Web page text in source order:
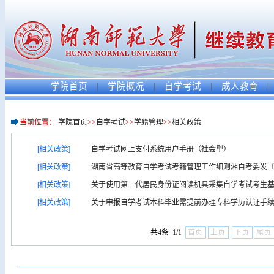
学院首页 | 学院概况 | 自学考试 | 成人教育 |
当前位置： 学院首页>> 自学考试>>学籍管理>>相关政策
[相关政策] 自学考试网上支付系统用户手册（社会型）
[相关政策] 湖南省高等教育自学考试考籍管理工作细则湘自考委发
[相关政策] 关于使用第二代居民身份证阅读机具采集自学考试考生
[相关政策] 关于申报自学考试本科毕业需提前办理专科学历认证手
共4条 1/1 首页 上页 下页 尾页